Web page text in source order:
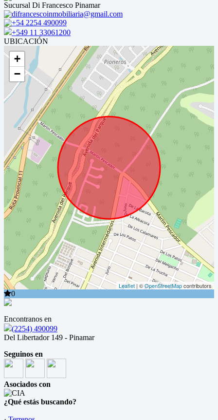
Sucursal Di Francesco Pinamar
difrancescoinmobiliaria@gmail.com
+54 2254 490099
+549 11 33061200
UBICACIÓN
+
−
Leaflet | ©OpenStreetMapcontributors
0
Encontranos en
(2254) 490099
Del Libertador 149 - Pinamar
Seguinos en
Asociados con
¿Qué estás buscando?